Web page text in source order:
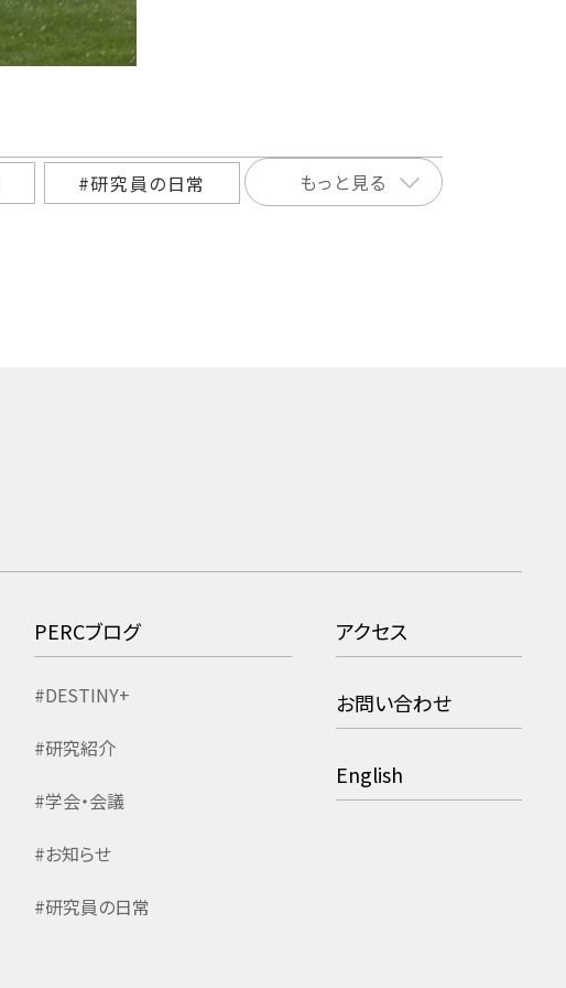
#研究員の日常 もっと見る
PERCブログ
#DESTINY+
#研究紹介
#学会・会議
#お知らせ
#研究員の日常
アクセス
お問い合わせ
English